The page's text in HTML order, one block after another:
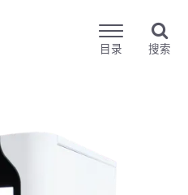
目录 搜索